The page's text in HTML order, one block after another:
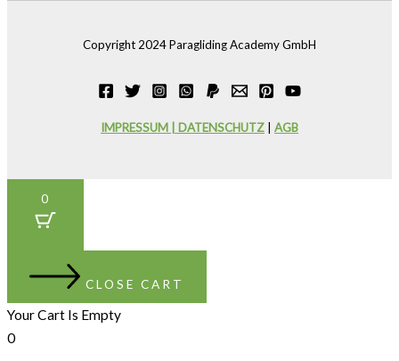
Copyright 2024 Paragliding Academy GmbH
IMPRESSUM | DATENSCHUTZ | AGB
0
CLOSE CART
Your Cart Is Empty
0